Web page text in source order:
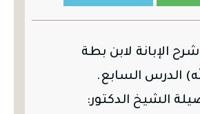
الإبانة لابن بطة
الدرس السابع.
الشيخ الدكتور: